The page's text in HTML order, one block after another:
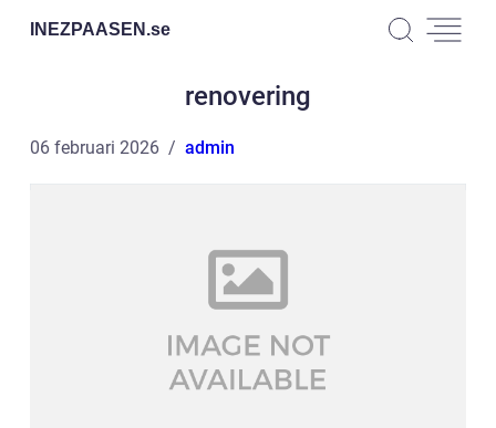
INEZPAASEN.se
renovering
06 februari 2026 admin